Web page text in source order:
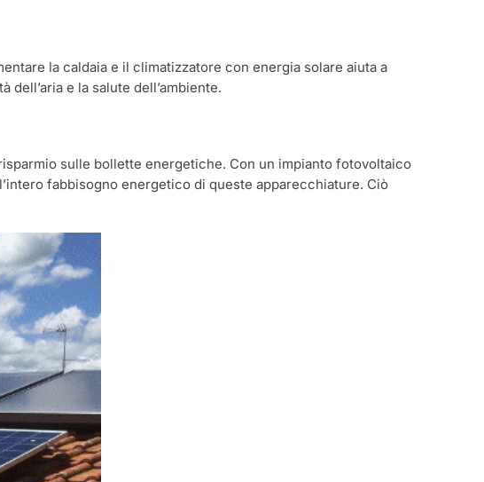
la caldaia e il climatizzatore con energia solare aiuta a
e la salute dell’ambiente.
sulle bollette energetiche. Con un impianto fotovoltaico
fabbisogno energetico di queste apparecchiature. Ciò